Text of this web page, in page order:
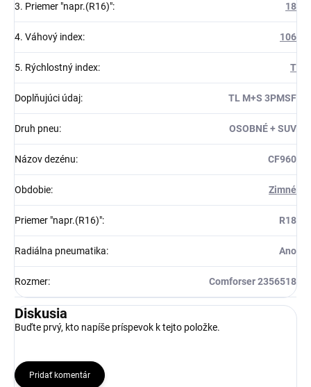
3. Priemer "napr.(R16)": 18
4. Váhový index: 106
5. Rýchlostný index: T
Doplňujúci údaj: TL M+S 3PMSF
Druh pneu: OSOBNÉ + SUV
Názov dezénu: CF960
Obdobie: Zimné
Priemer "napr.(R16)": R18
Radiálna pneumatika: Ano
Rozmer: Comforser 2356518
Diskusia
Buďte prvý, kto napíše príspevok k tejto položke.
Pridať komentár